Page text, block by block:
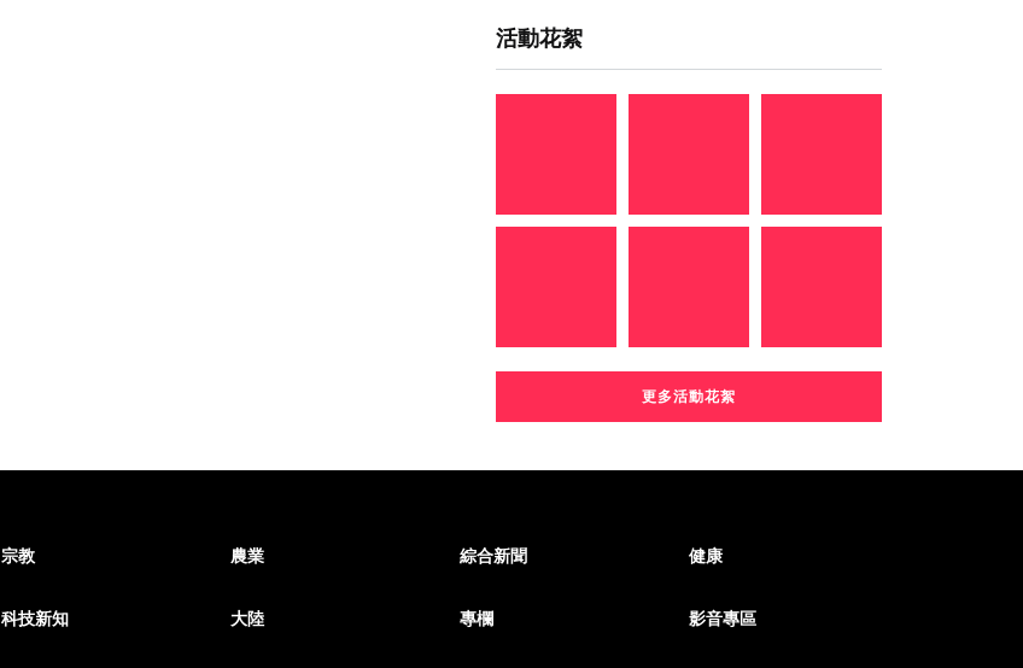
活動花絮
更多活動花絮
宗教 農業 綜合新聞 健康
科技新知 大陸 專欄 影音專區